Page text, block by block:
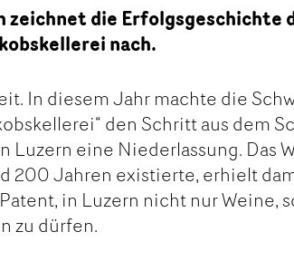
zeichnet die Erfolgsgeschichte
nach.
In diesem Jahr machte die
den Schritt aus dem
Luzern eine Niederlassung. Das
200 Jahren existierte, erhielt
in Luzern nicht nur Weine,
zu dürfen.